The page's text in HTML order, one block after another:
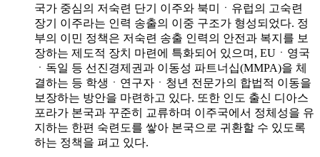
국가 중심의 저숙련 단기 이주와 북미ㆍ유럽의 고숙련
장기 이주라는 인력 송출의 이중 구조가 형성되었다. 정
부의 이민 정책은 저숙련 송출 인력의 안전과 복지를 보
장하는 제도적 장치 마련에 특화되어 있으며, EUㆍ영국
ㆍ독일 등 선진경제권과 이동성 파트너십(MMPA)을 체
결하는 등 학생ㆍ연구자ㆍ청년 전문가의 합법적 이동을
보장하는 방안을 마련하고 있다. 또한 인도 출신 디아스
포라가 본국과 꾸준히 교류하며 이주국에서 정체성을 유
지하는 한편 숙련도를 쌓아 본국으로 귀환할 수 있도록
하는 정책을 펴고 있다.